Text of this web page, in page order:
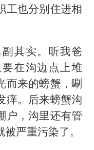
13岁少年白天写作业晚上夜市炒粉
外交部回应日本将中国列为最大挑战
被妻子举报丈夫与情人一审获刑1年
带火“中国购”
州拉面要改名了
张家界中心汽车站候车厅漏水如瀑布
工也分别住进相
其实。听我爸
在沟边点上堆
而来的螃蟹，唰
痒。后来螃蟹沟
户，沟里还有管
严重污染了。